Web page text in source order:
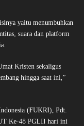
yaitu menumbuhkan
suara dan platform
Kristen sekaligus
hingga saat ini,”
(FUKRI), Pdt.
Ke-48 PGLII hari ini